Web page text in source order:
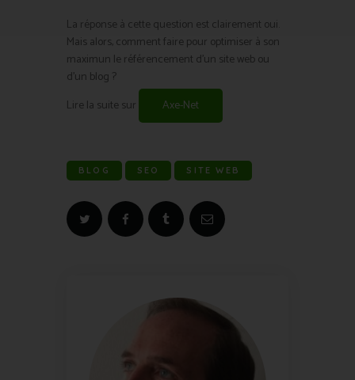
La réponse à cette question est clairement oui.
Mais alors, comment faire pour optimiser à son
maximun le référencement d’un site web ou
d’un blog ?
Lire la suite sur
Axe-Net
BLOG SEO SITE WEB